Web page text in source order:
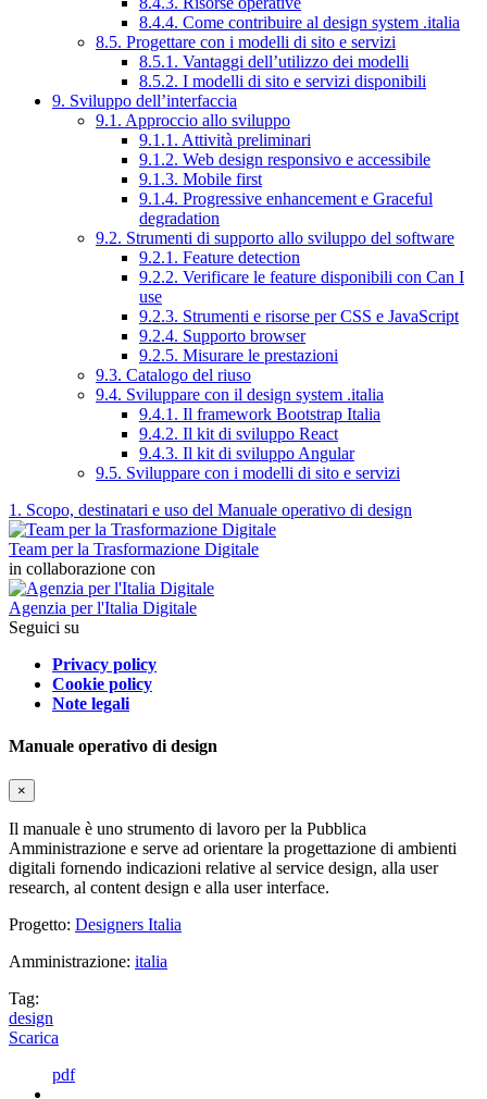
8.4.4. Come contribuire al design system .italia
8.5. Progettare con i modelli di sito e servizi
8.5.1. Vantaggi dell’utilizzo dei modelli
8.5.2. I modelli di sito e servizi disponibili
9. Sviluppo dell’interfaccia
9.1. Approccio allo sviluppo
9.1.1. Attività preliminari
9.1.2. Web design responsivo e accessibile
9.1.3. Mobile first
9.1.4. Progressive enhancement e Graceful
degradation
9.2. Strumenti di supporto allo sviluppo del software
9.2.1. Feature detection
9.2.2. Verificare le feature disponibili con Can I
use
9.2.3. Strumenti e risorse per CSS e JavaScript
9.2.4. Supporto browser
9.2.5. Misurare le prestazioni
9.3. Catalogo del riuso
9.4. Sviluppare con il design system .italia
9.4.1. Il framework Bootstrap Italia
9.4.2. Il kit di sviluppo React
9.4.3. Il kit di sviluppo Angular
9.5. Sviluppare con i modelli di sito e servizi
1. Scopo, destinatari e uso del Manuale operativo di design
Team per la Trasformazione Digitale
in collaborazione con
Agenzia per l'Italia Digitale
Seguici su
Privacy policy
Cookie policy
Note legali
Manuale operativo di design
×
Il manuale è uno strumento di lavoro per la Pubblica
Amministrazione e serve ad orientare la progettazione di ambienti
digitali fornendo indicazioni relative al service design, alla user
research, al content design e alla user interface.
Progetto: Designers Italia
Amministrazione: italia
Tag:
design
Scarica
pdf